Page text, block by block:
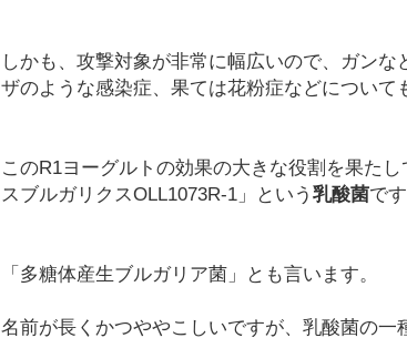
しかも、攻撃対象が非常に幅広いので、ガン
ザのような感染症、果ては花粉症などについて
このR1ヨーグルトの効果の大きな役割を果た
スブルガリクスOLL1073R-1」という 乳酸菌です
「多糖体産生ブルガリア菌」とも言います。
名前が長くかつややこしいですが、乳酸菌の一